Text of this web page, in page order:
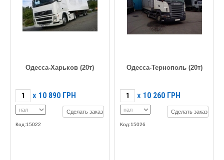
Одесса-Харьков (20т)
X 10 890 ГРН
Сделать заказ
Код:15022
Одесса-Тернополь (20т)
X 10 260 ГРН
Сделать заказ
Код:15026